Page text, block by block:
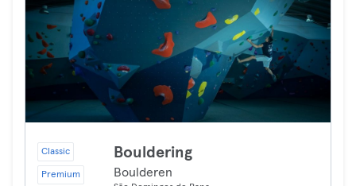
Classic
Premium
Bouldering
Boulderen